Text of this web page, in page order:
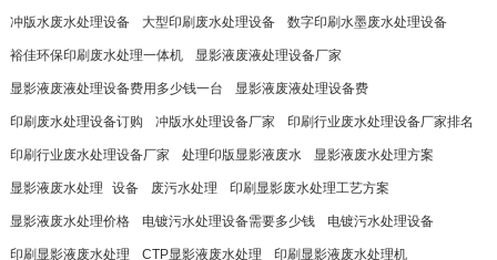
冲版水废水处理设备 大型印刷废水处理设备 数字印刷水墨废水处理设备
裕佳环保印刷废水处理一体机 显影液废液处理设备厂家
显影液废液处理设备费用多少钱一台 显影液废液处理设备费
印刷废水处理设备订购 冲版水处理设备厂家 印刷行业废水处理设备厂家排名
印刷行业废水处理设备厂家 处理印版显影液废水 显影液废水处理方案
显影液废水处理​ 设备 废污水处理 印刷显影废水处理工艺方案
显影液废水处理价格 电镀污水处理设备需要多少钱 电镀污水处理设备
印刷显影液废水处理 CTP显影液废水处理 印刷显影液废水处理机